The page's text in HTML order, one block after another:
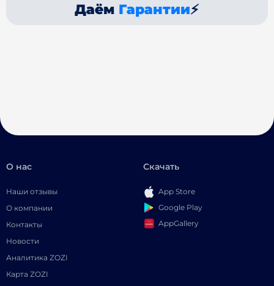
Даём Гарантии⚡
О нас
Наши отзывы
О компании
Контакты
Новости
Аналитика ZOZI
Карта ZOZI
Скачать
App Store
Google Play
AppGallery